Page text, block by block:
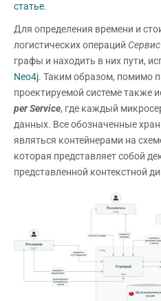
статье.
Для определения времени и
логистических операций
графы и находить в них пути,
Neo4j. Таким образом, помимо
проектируемой системе также
perService, где каждый
данных. Все обозначенные
являться контейнерами на
которая представляет собой
представленной контекстной